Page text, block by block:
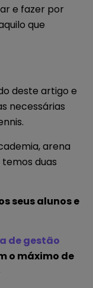
e fazer por
que
deste artigo e
necessárias
arena
duas
seus alunos e
de gestão
o máximo de